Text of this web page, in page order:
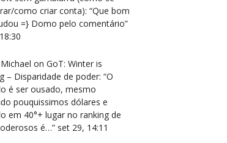
como criar conta): “Que bom
=} Domo pelo comentário”
Michael on GoT: Winter is
– Disparidade de poder: “O
é ser ousado, mesmo
pouquissimos dólares e
em 40°+ lugar no ranking de
é…” set 29, 14:11